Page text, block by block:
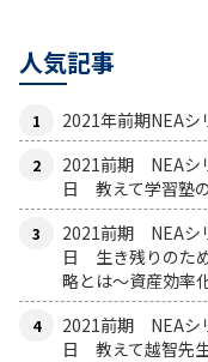
人気記事
2021年前期NEAシ
2021前期 NEAシ
日 教えて学習塾
2021前期 NEAシ
日 生き残りのた
略とは〜資産効率
2021前期 NEAシ
日 教えて越智先